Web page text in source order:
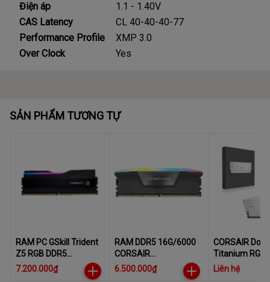
Điện áp
1.1 - 1.40V
CAS Latency
CL 40-40-40-77
Performance Profile
XMP 3.0
Over Clock
Yes
SẢN PHẨM TƯƠNG TỰ
RAM PC GSkill Trident
Z5 RGB DDR5
6000Mhz 16GB
7.200.000₫
RAM DDR5 16G/6000
CORSAIR
VENGEANCEV RGB
6.500.000₫
CORSAIR
Titanium RGB
Memory Kit,
48GB
Liên hệ